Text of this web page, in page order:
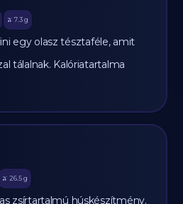
🫒 7.3 g
egy olasz tésztaféle, amit
tálalnak. Kalóriatartalma
🫒 26.5 g
zsírtartalmú húskészítmény.